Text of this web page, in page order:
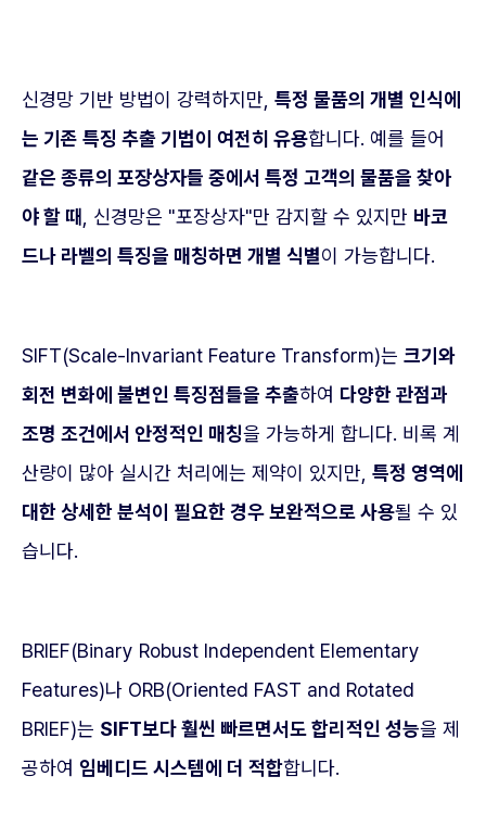
신경망 기반 방법이 강력하지만, 특정 물품의 개별 인식에
는 기존 특징 추출 기법이 여전히 유용합니다. 예를 들어
같은 종류의 포장상자들 중에서 특정 고객의 물품을 찾아
야 할 때
, 신경망은 "포장상자"만 감지할 수 있지만 바코
드나 라벨의 특징을 매칭하면 개별 식별이 가능합니다.
SIFT(Scale-Invariant Feature Transform)는 크기와
회전 변화에 불변인 특징점들을 추출하여 다양한 관점과
조명 조건에서 안정적인 매칭을 가능하게 합니다. 비록 계
산량이 많아 실시간 처리에는 제약이 있지만, 특정 영역에
대한 상세한 분석이 필요한 경우 보완적으로 사용될 수 있
습니다.
BRIEF(Binary Robust Independent Elementary
Features)나 ORB(Oriented FAST and Rotated
BRIEF)는 SIFT보다 훨씬 빠르면서도 합리적인 성능을 제
공하여 임베디드 시스템에 더 적합합니다.